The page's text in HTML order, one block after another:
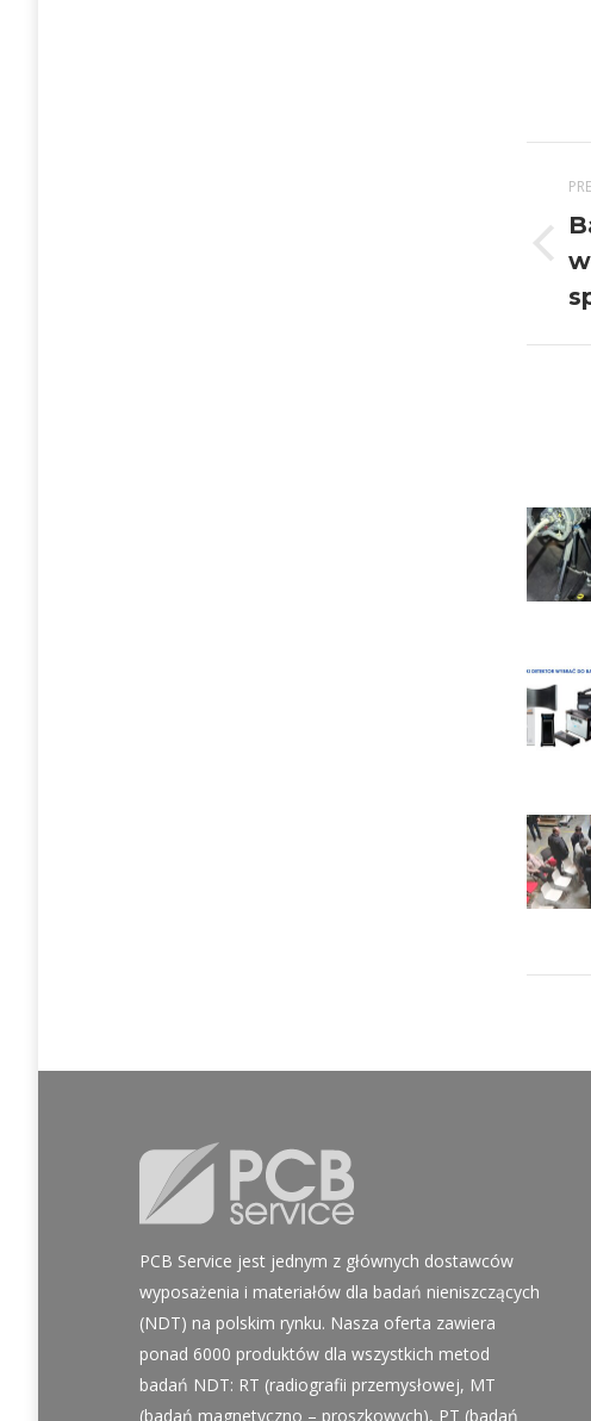
PCB Service jest jednym z głównych dostawców
wyposażenia i materiałów dla badań nieniszczących
(NDT) na polskim rynku. Nasza oferta zawiera
ponad 6000 produktów dla wszystkich metod
badań NDT: RT (radiografii przemysłowej, MT
(badań magnetyczno – proszkowych), PT (badań